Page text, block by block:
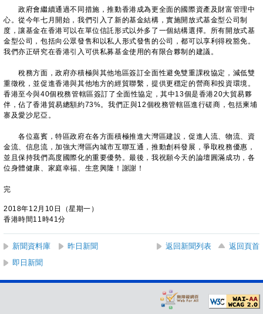
政府會繼續通過不同措施，推動香港成為更全面的國際資產及財富管理中
心。從今年七月開始，我們引入了新的基金結構，實施開放式基金型公司制
度，讓基金在香港可以在單位信託形式以外多了一個結構選擇。所有開放式基
金型公司，包括向公眾發售和以私人形式發售的公司，都可以享利得稅豁免。
我們亦正研究在香港引入可供私募基金使用的有限合夥制的建議。
稅務方面，政府亦積極與其他地區簽訂全面性避免雙重課稅協定，減低雙
重徵稅，並促進香港與其他地方的經貿聯繫，提供更穩定的營商和投資環境。
香港至今與40個稅務管轄區簽訂了全面性協定，其中13個是香港20大貿易夥
伴，佔了香港貿易總額約73%。我們正與12個稅務管轄區進行磋商，包括柬埔
寨及愛沙尼亞。
各位嘉賓，特區政府在各方面積極推進大灣區建設，促進人流、物流、資
金流、信息流，加強大灣區內城市互聯互通，推動創科發展，爭取稅務優惠，
並且保持我們高度國際化的重要優勢。最後，我祝願今天的論壇圓滿成功，各
位身體健康、家庭幸福、生意興隆！謝謝！
完
2018年12月10日（星期一）
香港時間11時41分
新聞資料庫 昨日新聞 返回新聞列表
返回頁首
即日新聞